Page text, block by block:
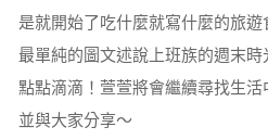
是就開始了吃什麼就寫什麼的旅遊
最單純的圖文述說上班族的週末時
點點滴滴！萱萱將會繼續尋找生活
並與大家分享～